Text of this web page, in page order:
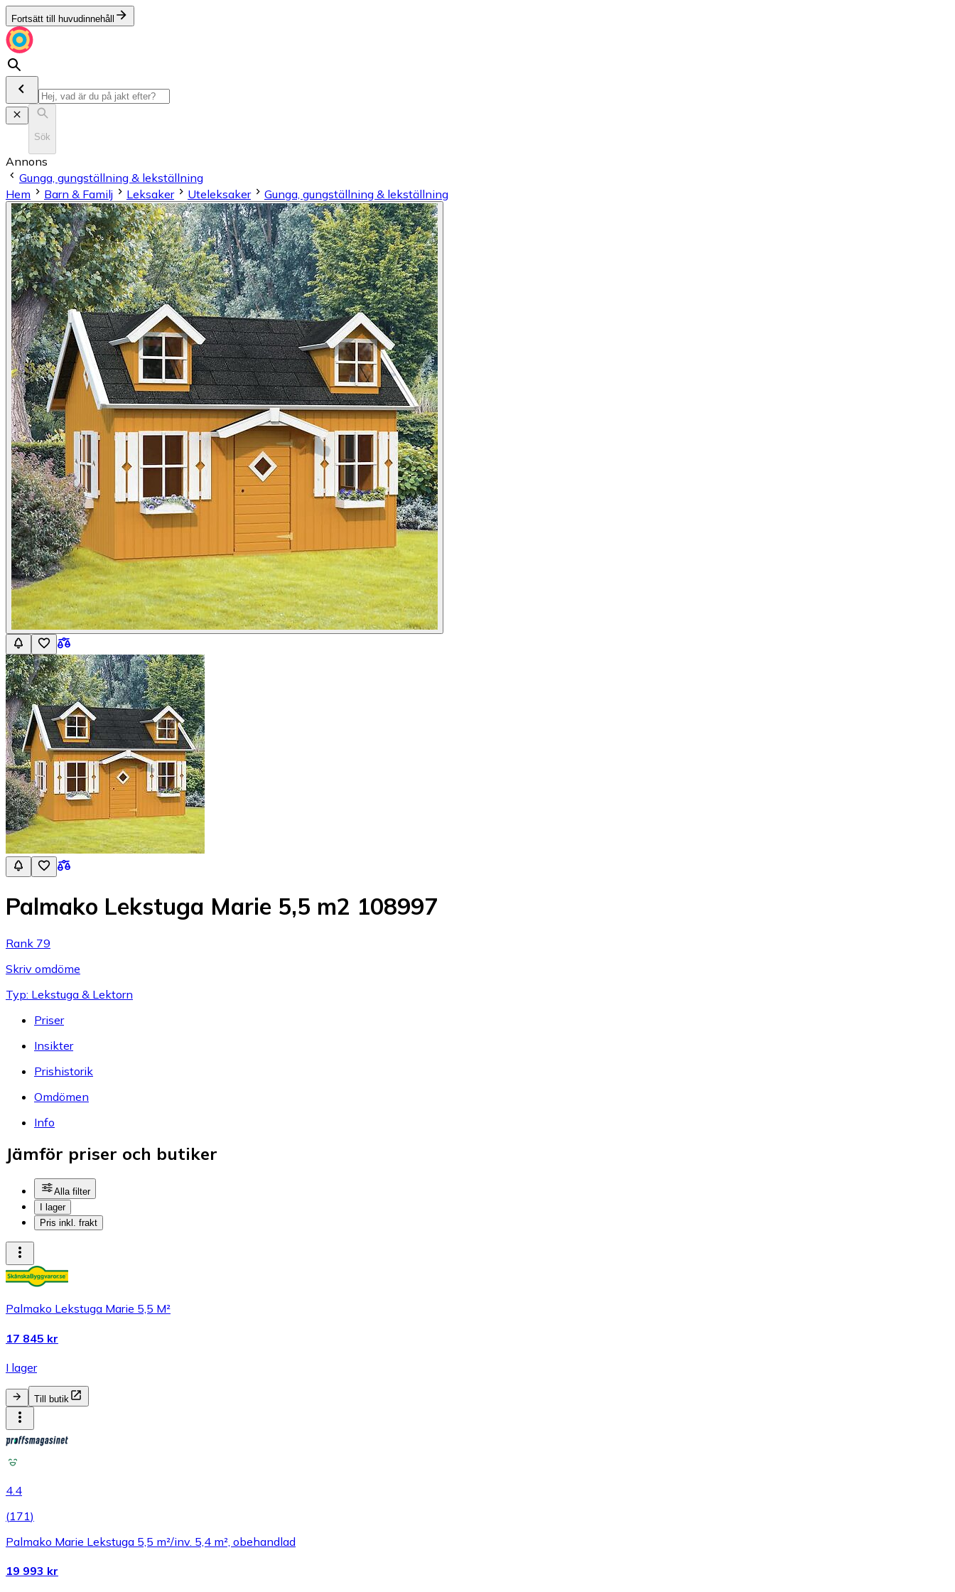
Fortsätt till huvudinnehåll
Sök
Annons
Gunga, gungställning & lekställning
Hem
Barn & Familj Leksaker Uteleksaker Gunga, gungställning & lekställning
Palmako Lekstuga Marie 5,5 m2 108997
Rank 79
Skriv omdöme
Typ: Lekstuga & Lektorn
Priser
Insikter
Prishistorik
Omdömen
Info
Jämför priser och butiker
Alla filter
I lager
Pris inkl. frakt
Palmako Lekstuga Marie 5,5 M²
17 845 kr
I lager
Till butik
4.4
(171)
Palmako Marie Lekstuga 5,5 m²/inv. 5,4 m², obehandlad
19 993 kr